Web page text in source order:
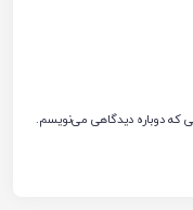
که دوباره دیدگاهی می‌نویسم.